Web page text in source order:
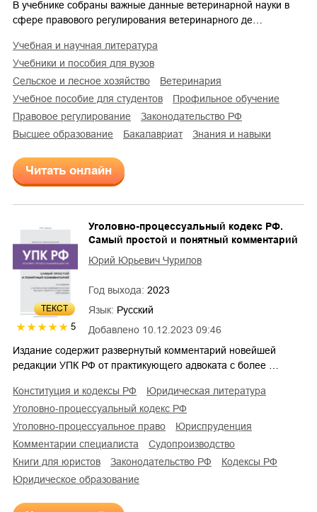
В учебнике собраны важные данные ветеринарной науки в
сфере правового регулирования ветеринарного де…
учебная и научная литература
учебники и пособия для вузов
сельское и лесное хозяйство
ветеринария
учебное пособие для студентов
профильное обучение
правовое регулирование
законодательство РФ
высшее образование
бакалавриат знания и навыки
Читать онлайн
ТЕКСТ
5 Добавлено 10.12.2023 09:46
Уголовно-процессуальный кодекс РФ.
Самый простой и понятный комментарий
Юрий Юрьевич Чурилов
Год выхода: 2023
Язык: Русский
Издание содержит развернутый комментарий новейшей
редакции УПК РФ от практикующего адвоката с более …
конституция и кодексы РФ
юридическая литература
уголовно-процессуальный кодекс РФ
уголовно-процессуальное право
юриспруденция
комментарии специалиста
судопроизводство
книги для юристов
законодательство РФ
кодексы РФ
юридическое образование